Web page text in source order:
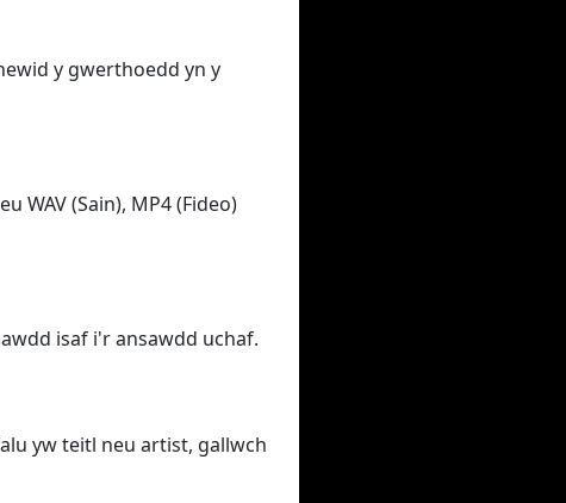
y gwerthoedd yn y
WAV (Sain), MP4 (Fideo)
isaf i'r ansawdd uchaf.
yw teitl neu artist, gallwch